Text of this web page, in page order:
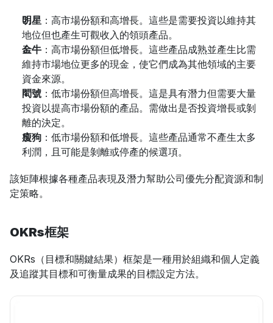
明星 ：高市場份額和高增長。這些是需要投資以維持其
地位但也產生可觀收入的領頭產品。
金牛 ：高市場份額但低增長。這些產品成熟並產生比需
維持市場地位更多的現金，使它們成為其他領域的主要
資金來源。
問號 ：低市場份額但高增長。這是具有潛力但需要大量
投資以提高市場份額的產品。需做出是否投資增長或剝
離的決定。
瘦狗 ：低市場份額和低增長。這些產品通常不產生太多
利潤，且可能是剝離或停產的候選項。
該矩陣根據各種產品表現及潛力幫助公司優先分配資源和制
定策略。
OKRs框架
OKRs（目標和關鍵結果）框架是一種用於組織和個人定義
及追蹤其目標和可衡量成果的目標設定方法。